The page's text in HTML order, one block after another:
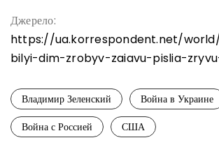
Джерело:
https://ua.korrespondent.net/
bilyi-dim-zrobyv-zaiavu-pislia-
Владимир Зеленский
Война в Украине
Война с Россией
США